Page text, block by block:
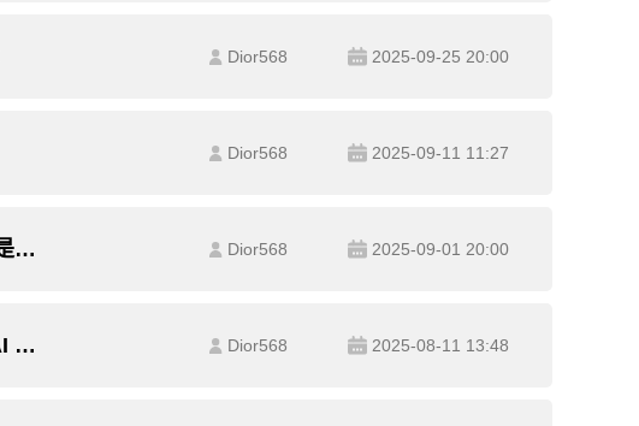
Dior568 2025-09-25 20:00
Dior568 2025-09-11 11:27
汽車週邊｜馳加汽車服務中心用心守護每段旅程 年度「心坎禮」回饋活動 不只專業 更是貼心 Dior568 2025-09-01 20:00
汽車週邊｜台灣米其林五連霸「亞洲最佳企業雇主獎」金獎 再獲「科技賦能獎」開創 AI 浪潮下的職場新風貌 Dior568 2025-08-11 13:48